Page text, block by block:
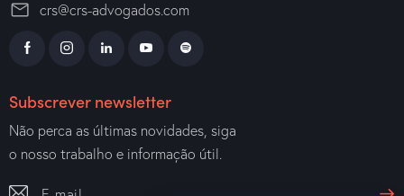
crs@crs-advogados.com
Subscrever newsletter
Não perca as últimas novidades, siga
o nosso trabalho e informação útil.